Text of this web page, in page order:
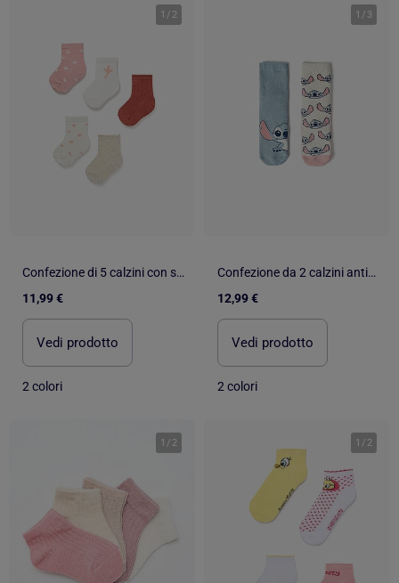
1 / 2
Confezione di 5 calzini con stampe floreali
11,99 €
Vedi prodotto
2 colori
1 / 3
Confezione da 2 calzini antiscivolo in spugna con Stitch
12,99 €
Vedi prodotto
2 colori
1 / 2 1 / 2